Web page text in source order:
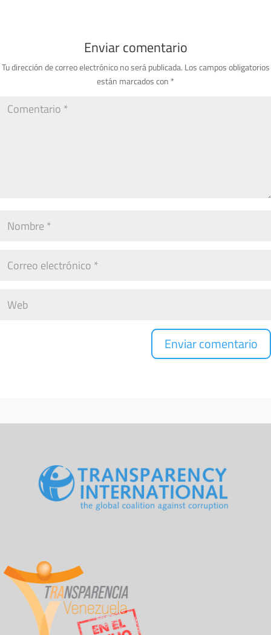
Enviar comentario
Tu dirección de correo electrónico no será publicada. Los campos obligatorios
están marcados con *